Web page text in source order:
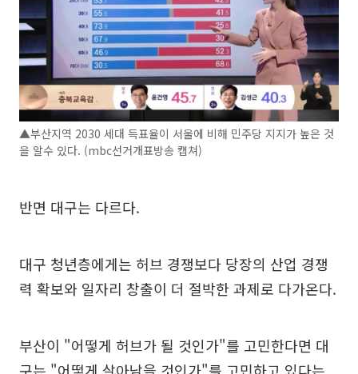
▲부산지역 2030 세대 득표율이 서울에 비해 민주당 지지가 높은 것
을 알수 있다. (mbc선거개표방송 캡쳐)
반면 대구는 다르다.
대구 청년층에게는 허브 경쟁보다 당장의 산업 경쟁
력 확보와 일자리 창출이 더 절박한 과제로 다가온다.
부산이 "어떻게 허브가 될 것인가"를 고민한다면 대